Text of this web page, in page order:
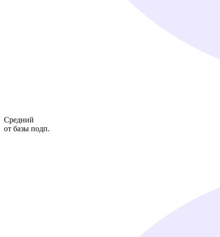
Средний
от базы подп.